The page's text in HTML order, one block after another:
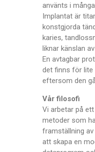
använts i
Implantat är
konstgjorda
karies,
liknar känslan
En avtagbar
det finns för lite
eftersom den
Vår filosofi
Vi arbetar på
metoder som
framställning
att skapa en